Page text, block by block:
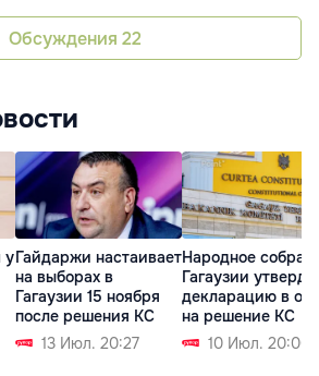
Обсуждения 22
уГайдаржи настаивает
на выборах в
Гагаузии 15 ноября
после решения КС
13 Июл. 20:27
Народное
Гагаузии
декларацию в
на решение КС
10 Июл. 20:00